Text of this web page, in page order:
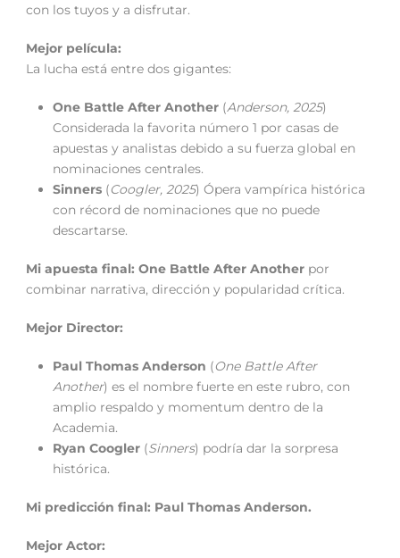
con los tuyos y a disfrutar.
Mejor película:
La lucha está entre dos gigantes:
One Battle After Another (Anderson, 2025)
Considerada la favorita número 1 por casas de
apuestas y analistas debido a su fuerza global en
nominaciones centrales.
Sinners (Coogler, 2025) Ópera vampírica histórica
con récord de nominaciones que no puede
descartarse.
Mi apuesta final: One Battle After Another por
combinar narrativa, dirección y popularidad crítica.
Mejor Director:
Paul Thomas Anderson (One Battle After
Another) es el nombre fuerte en este rubro, con
amplio respaldo y momentum dentro de la
Academia.
Ryan Coogler (Sinners) podría dar la sorpresa
histórica.
Mi predicción final: Paul Thomas Anderson.
Mejor Actor: